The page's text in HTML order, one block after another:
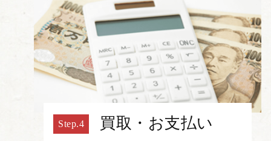
買取・お支払い